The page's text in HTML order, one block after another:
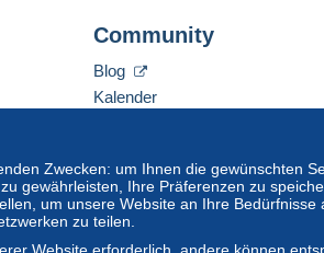
Zwecken: um Ihnen die gewünschten
gewährleisten, Ihre Präferenzen zu
um unsere Website an Ihre
zu teilen.
Community
Blog
Kalender